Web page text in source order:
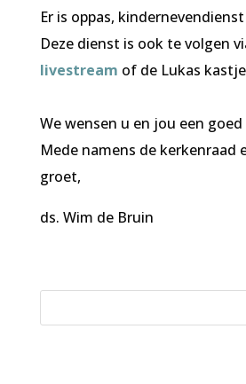
Er is oppas,
Deze dienst is ook te volgen
livestream of de Lukas
We wensen u en jou een
Mede namens de kerkenraad
groet,
ds. Wim de Bruin